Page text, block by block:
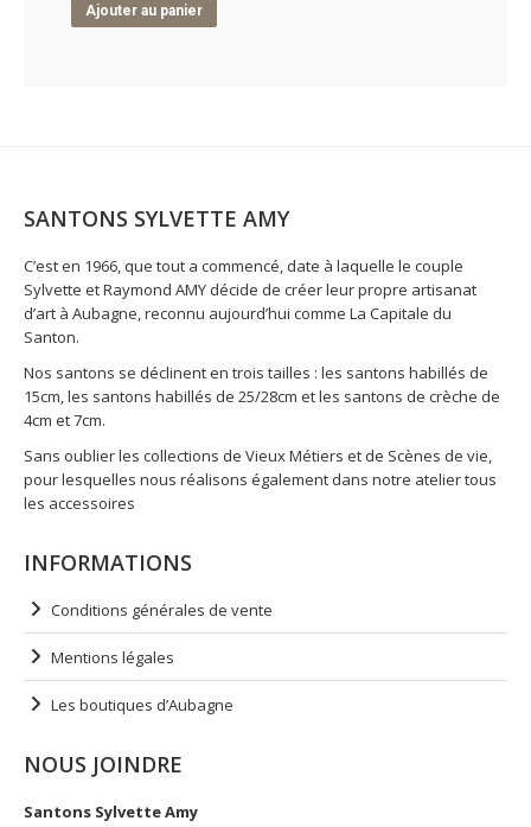
Ajouter au panier
SANTONS SYLVETTE AMY
C’est en 1966, que tout a commencé, date à laquelle le couple
Sylvette et Raymond AMY décide de créer leur propre artisanat
d’art à Aubagne, reconnu aujourd’hui comme La Capitale du
Santon.
Nos santons se déclinent en trois tailles : les santons habillés de
15cm, les santons habillés de 25/28cm et les santons de crèche de
4cm et 7cm.
Sans oublier les collections de Vieux Métiers et de Scènes de vie,
pour lesquelles nous réalisons également dans notre atelier tous
les accessoires
INFORMATIONS
Conditions générales de vente
Mentions légales
Les boutiques d’Aubagne
NOUS JOINDRE
Santons Sylvette Amy